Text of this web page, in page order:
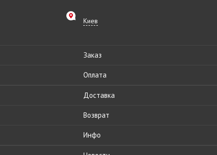
Киев
Заказ
Оплата
Доставка
Возврат
Инфо